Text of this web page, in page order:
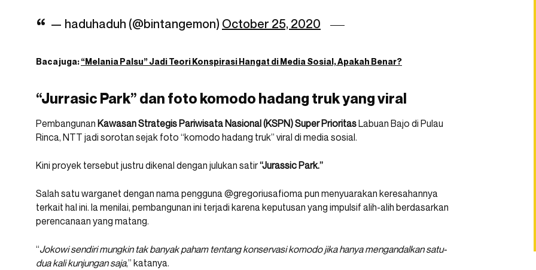
— haduhaduh (@bintangemon) October 25, 2020
Baca juga:“Melania Palsu” Jadi Teori Konspirasi Hangat di Media Sosial, Apakah Benar?
“Jurrasic Park” dan foto komodo hadang truk yang viral
Pembangunan Kawasan Strategis Pariwisata Nasional (KSPN) Super PrioritasLabuan Bajo di Pulau
Rinca, NTT jadi sorotan sejak foto “komodo hadang truk” viral di media sosial.
Kini proyek tersebut justru dikenal dengan julukan satir“Jurassic Park.”
Salah satu warganet dengan nama pengguna @gregoriusafioma pun menyuarakan keresahannya
terkait hal ini. Ia menilai, pembangunan ini terjadi karena keputusan yang impulsif alih-alih berdasarkan
perencanaan yang matang.
“Jokowi sendiri mungkin tak banyak paham tentang konservasi komodo jika hanya mengandalkan satu-
dua kali kunjungan saja,” katanya.